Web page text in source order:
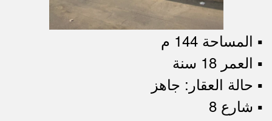
▪︎ المساحة 144 م
▪︎ العمر 18 سنة
▪︎ حالة العقار: جاهز
▪︎ شارع 8